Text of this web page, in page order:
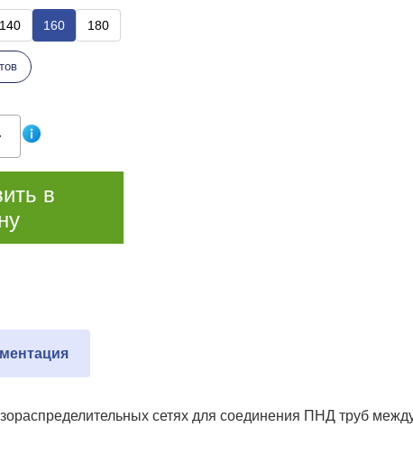
140 160 180
в
сетях для соединения ПНД труб